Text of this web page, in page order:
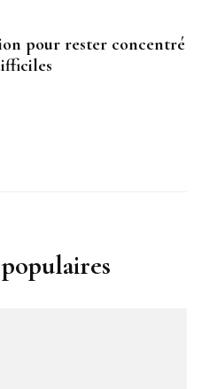
pour rester concentré